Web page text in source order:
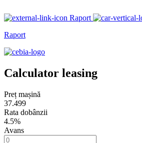
Raport
Raport
Calculator leasing
Preț mașină
37.499
Rata dobânzii
4.5%
Avans